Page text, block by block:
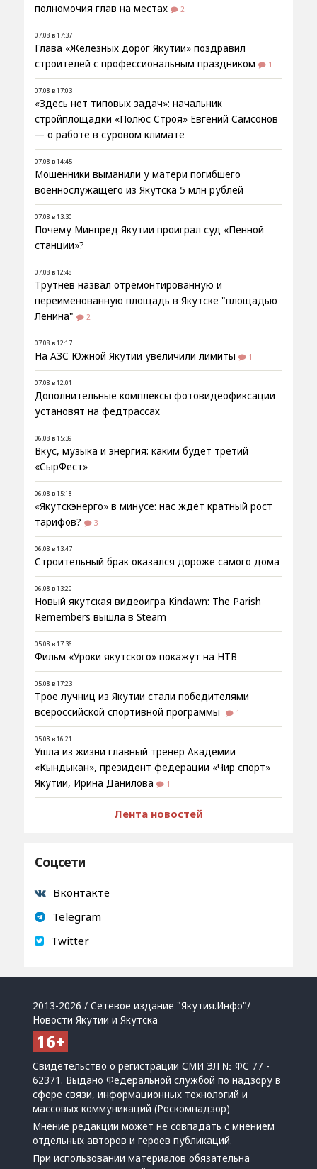
полномочия глав на местах
2
07.08 в 17:37
Глава «Железных дорог Якутии» поздравил
строителей с профессиональным праздником
1
07.08 в 17:03
«Здесь нет типовых задач»: начальник
стройплощадки «Полюс Строя» Евгений Самсонов
— о работе в суровом климате
07.08 в 14:45
Мошенники выманили у матери погибшего
военнослужащего из Якутска 5 млн рублей
07.08 в 13:30
Почему Минпред Якутии проиграл суд «Пенной
станции»?
07.08 в 12:48
Трутнев назвал отремонтированную и
переименованную площадь в Якутске "площадью
Ленина"
2
07.08 в 12:17
На АЗС Южной Якутии увеличили лимиты 1
07.08 в 12:01
Дополнительные комплексы фотовидеофиксации
установят на федтрассах
06.08 в 15:39
Вкус, музыка и энергия: каким будет третий
«СырФест»
06.08 в 15:18
«Якутскэнерго» в минусе: нас ждёт кратный рост
тарифов?
3
06.08 в 13:47
Строительный брак оказался дороже самого дома
06.08 в 13:20
Новый якутская видеоигра Kindawn: The Parish
Remembers вышла в Steam
05.08 в 17:36
Фильм «Уроки якутского» покажут на НТВ
05.08 в 17:23
Трое лучниц из Якутии стали победителями
всероссийской спортивной программы
1
05.08 в 16:21
Ушла из жизни главный тренер Академии
«Кындыкан», президент федерации «Чир спорт»
Якутии, Ирина Данилова
1
Лента новостей
Соцсети
Вконтакте
Telegram
Twitter
2013-2026 / Сетевое издание "Якутия.Инфо"/
Новости Якутии и Якутска
Свидетельство о регистрации СМИ ЭЛ № ФС 77 -
62371. Выдано Федеральной службой по надзору в
сфере связи, информационных технологий и
массовых коммуникаций (Роскомнадзор)
Мнение редакции может не совпадать с мнением
отдельных авторов и героев публикаций.
При использовании материалов обязательна